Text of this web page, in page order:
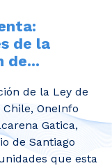
de la
de...
de la Ley de
OneInfo
Gatica,
de Santiago
que esta